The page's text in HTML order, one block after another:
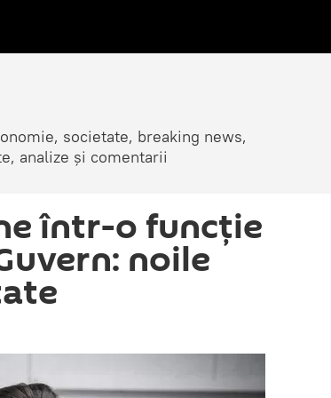
societate, breaking news,
analize și comentarii
într-o funcție
noile